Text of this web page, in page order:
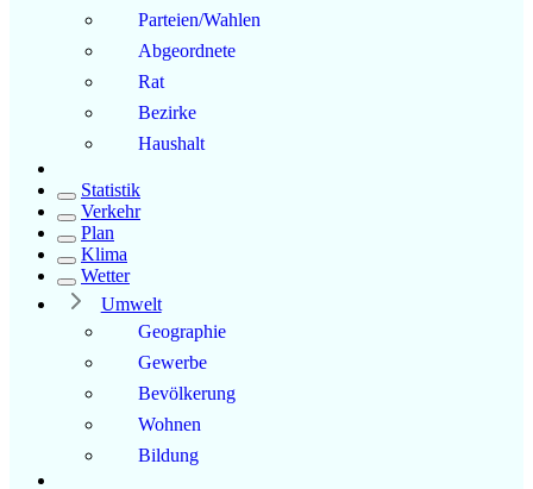
Parteien/Wahlen
Abgeordnete
Rat
Bezirke
Haushalt
Statistik
Verkehr
Plan
Klima
Wetter
Umwelt
Geographie
Gewerbe
Bevölkerung
Wohnen
Bildung